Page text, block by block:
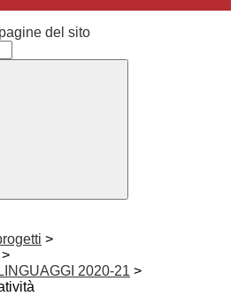
del sito
>
>
2020-21 >